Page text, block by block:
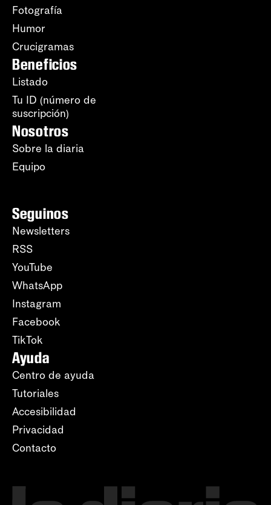
Fotografía
Humor
Crucigramas
Beneficios
Listado
Tu ID (número de
suscripción)
Nosotros
Sobre la diaria
Equipo
Seguinos
Newsletters
RSS
YouTube
WhatsApp
Instagram
Facebook
TikTok
Ayuda
Centro de ayuda
Tutoriales
Accesibilidad
Privacidad
Contacto